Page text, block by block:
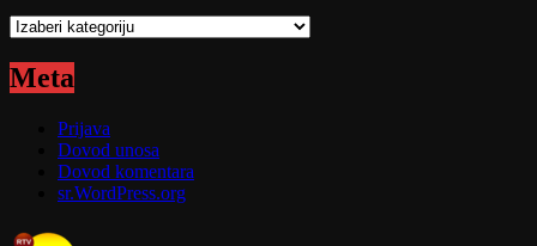
Kategorije
Meta
Prijava
Dovod unosa
Dovod komentara
sr.WordPress.org